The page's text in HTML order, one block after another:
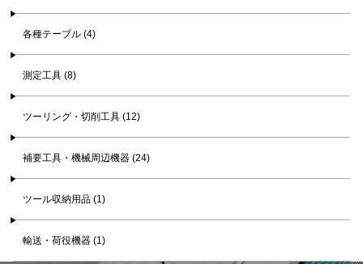
各種テーブル (4)
測定工具 (8)
ツーリング・切削工具 (12)
補要工具・機械周辺機器 (24)
ツール収納用品 (1)
輸送・荷役機器 (1)